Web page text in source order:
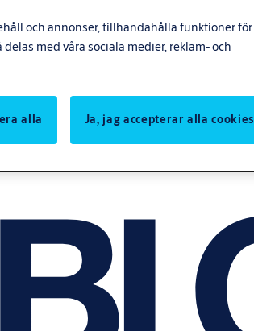
och annonser, tillhandahålla funktioner för
med våra sociala medier, reklam- och
alla Ja, jag accepterar alla cookies